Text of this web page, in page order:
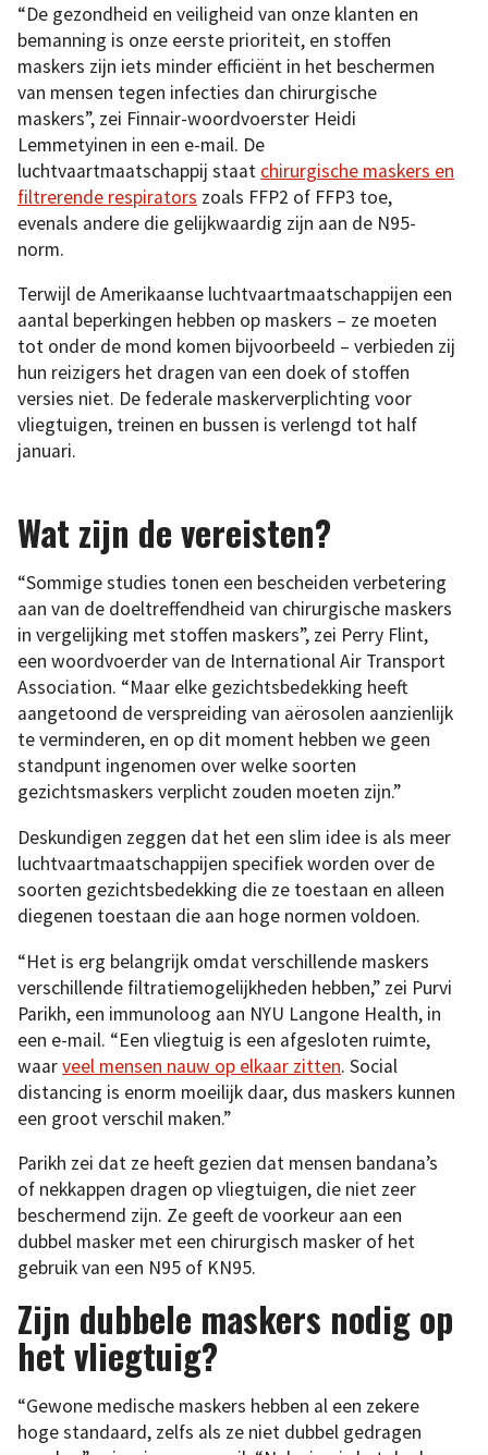
“De gezondheid en veiligheid van onze klanten en
bemanning is onze eerste prioriteit, en stoffen
maskers zijn iets minder efficiënt in het beschermen
van mensen tegen infecties dan chirurgische
maskers”, zei Finnair-woordvoerster Heidi
Lemmetyinen in een e-mail. De
luchtvaartmaatschappij staat chirurgische maskers en
filtrerende respirators zoals FFP2 of FFP3 toe,
evenals andere die gelijkwaardig zijn aan de N95-
norm.
Terwijl de Amerikaanse luchtvaartmaatschappijen een
aantal beperkingen hebben op maskers – ze moeten
tot onder de mond komen bijvoorbeeld – verbieden zij
hun reizigers het dragen van een doek of stoffen
versies niet. De federale maskerverplichting voor
vliegtuigen, treinen en bussen is verlengd tot half
januari.
Wat zijn de vereisten?
“Sommige studies tonen een bescheiden verbetering
aan van de doeltreffendheid van chirurgische maskers
in vergelijking met stoffen maskers”, zei Perry Flint,
een woordvoerder van de International Air Transport
Association. “Maar elke gezichtsbedekking heeft
aangetoond de verspreiding van aërosolen aanzienlijk
te verminderen, en op dit moment hebben we geen
standpunt ingenomen over welke soorten
gezichtsmaskers verplicht zouden moeten zijn.”
Deskundigen zeggen dat het een slim idee is als meer
luchtvaartmaatschappijen specifiek worden over de
soorten gezichtsbedekking die ze toestaan en alleen
diegenen toestaan die aan hoge normen voldoen.
“Het is erg belangrijk omdat verschillende maskers
verschillende filtratiemogelijkheden hebben,” zei Purvi
Parikh, een immunoloog aan NYU Langone Health, in
een e-mail. “Een vliegtuig is een afgesloten ruimte,
waarveel mensen nauw op elkaar zitten. Social
distancing is enorm moeilijk daar, dus maskers kunnen
een groot verschil maken.”
Parikh zei dat ze heeft gezien dat mensen bandana’s
of nekkappen dragen op vliegtuigen, die niet zeer
beschermend zijn. Ze geeft de voorkeur aan een
dubbel masker met een chirurgisch masker of het
gebruik van een N95 of KN95.
Zijn dubbele maskers nodig op
het vliegtuig?
“Gewone medische maskers hebben al een zekere
hoge standaard, zelfs als ze niet dubbel gedragen